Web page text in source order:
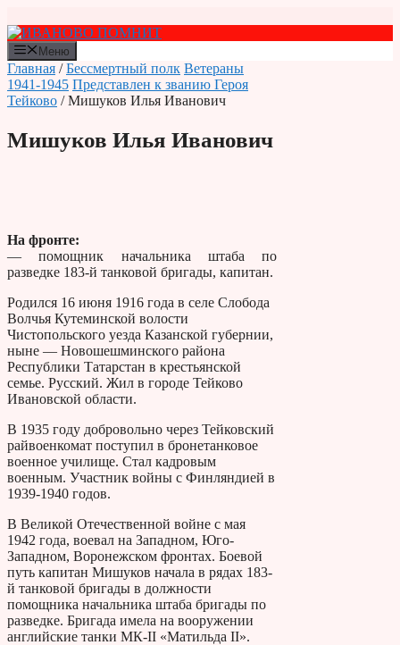
к
содержимому
Меню
Главная /Бессмертный полк Ветераны
1941-1945 Представлен к званию Героя
Тейково / Мишуков Илья Иванович
Мишуков Илья Иванович
На фронте:
— помощник начальника штаба по
разведке 183-й танковой бригады, капитан.
Родился 16 июня 1916 года в селе Слобода
Волчья Кутеминской волости
Чистопольского уезда Казанской губернии,
ныне — Новошешминского района
Республики Татарстан в крестьянской
семье. Русский. Жил в городе Тейково
Ивановской области.
В 1935 году добровольно через Тейковский
райвоенкомат поступил в бронетанковое
военное училище. Стал кадровым
военным. Участник войны с Финляндией в
1939-1940 годов.
В Великой Отечественной войне с мая
1942 года, воевал на Западном, Юго-
Западном, Воронежском фронтах. Боевой
путь капитан Мишуков начала в рядах 183-
й танковой бригады в должности
помощника начальника штаба бригады по
разведке. Бригада имела на вооружении
английские танки МК-II «Матильда II».